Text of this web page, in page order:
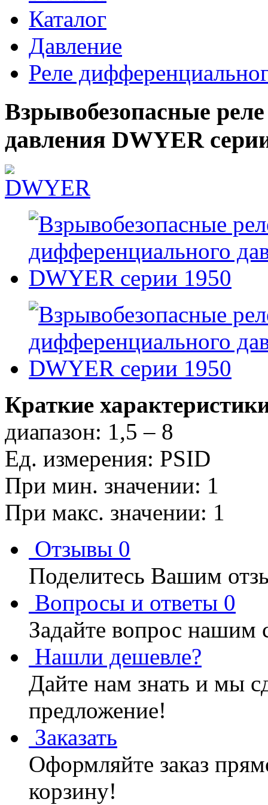
Каталог
Давление
Реле
Взрывобезопасные
давления DWYER
Краткие
диапазон: 1,5 – 8
Ед. измерения: PSID
При мин. значении: 1
При макс. значении: 1
Отзывы 0
Поделитесь Вашим
Вопросы и ответы 0
Задайте вопрос нашим
Нашли дешевле?
Дайте нам знать и мы
предложение!
Заказать
Оформляйте заказ
корзину!